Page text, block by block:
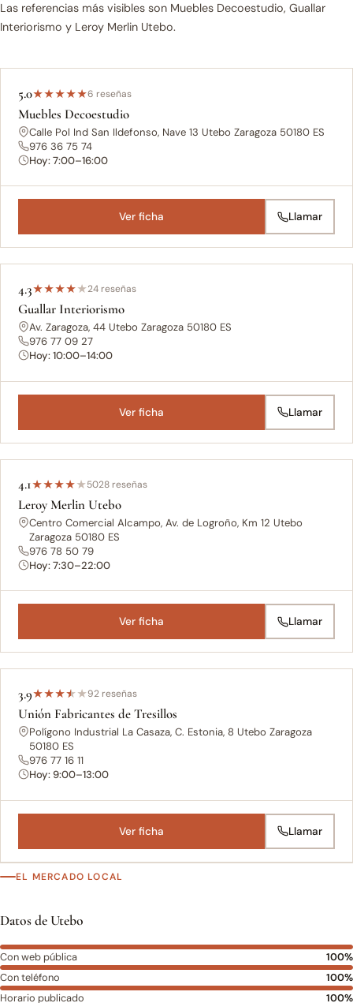
Las referencias más visibles son Muebles Decoestudio, Guallar
Interiorismo y Leroy Merlin Utebo.
5.0★★★★★6 reseñas
Muebles Decoestudio
Calle Pol Ind San Ildefonso, Nave 13 Utebo Zaragoza 50180 ES
976 36 75 74
Hoy: 7:00–16:00
Ver ficha Llamar
4.3★★★★★24 reseñas
Guallar Interiorismo
Av. Zaragoza, 44 Utebo Zaragoza 50180 ES
976 77 09 27
Hoy: 10:00–14:00
Ver ficha Llamar
4.1★★★★★5028 reseñas
Leroy Merlin Utebo
Centro Comercial Alcampo, Av. de Logroño, Km 12 Utebo
Zaragoza 50180 ES
976 78 50 79
Hoy: 7:30–22:00
Ver ficha Llamar
3.9★★★★★92 reseñas
Unión Fabricantes de Tresillos
Polígono Industrial La Casaza, C. Estonia, 8 Utebo Zaragoza
50180 ES
976 77 16 11
Hoy: 9:00–13:00
Ver ficha Llamar
EL MERCADO LOCAL
Datos de Utebo
Con web pública
100%
Con teléfono
100%
Horario publicado
100%